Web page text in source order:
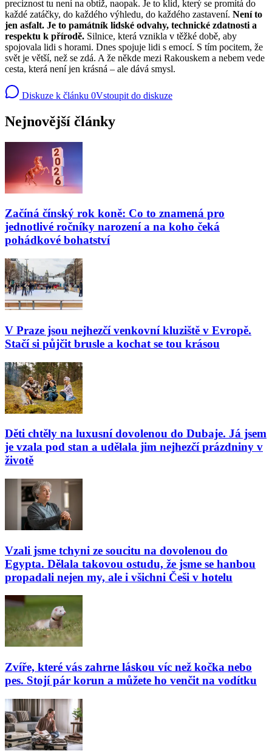
preciznost tu není na obtíž, naopak. Je to klid, který se promítá do
každé zatáčky, do každého výhledu, do každého zastavení. Není to
jen asfalt. Je to památník lidské odvahy, technické zdatnosti a
respektu k přírodě. Silnice, která vznikla v těžké době, aby
spojovala lidi s horami. Dnes spojuje lidi s emocí. S tím pocitem, že
svět je větší, než se zdá. A že někde mezi Rakouskem a nebem vede
cesta, která není jen krásná – ale dává smysl.
Diskuze k článku 0Vstoupit do diskuze
Nejnovější články
Začíná čínský rok koně: Co to znamená pro
jednotlivé ročníky narození a na koho čeká
pohádkové bohatství
V Praze jsou nejhezčí venkovní kluziště v Evropě.
Stačí si půjčit brusle a kochat se tou krásou
Děti chtěly na luxusní dovolenou do Dubaje. Já jsem
je vzala pod stan a udělala jim nejhezčí prázdniny v
životě
Vzali jsme tchyni ze soucitu na dovolenou do
Egypta. Dělala takovou ostudu, že jsme se hanbou
propadali nejen my, ale i všichni Češi v hotelu
Zvíře, které vás zahrne láskou víc než kočka nebo
pes. Stojí pár korun a můžete ho venčit na vodítku